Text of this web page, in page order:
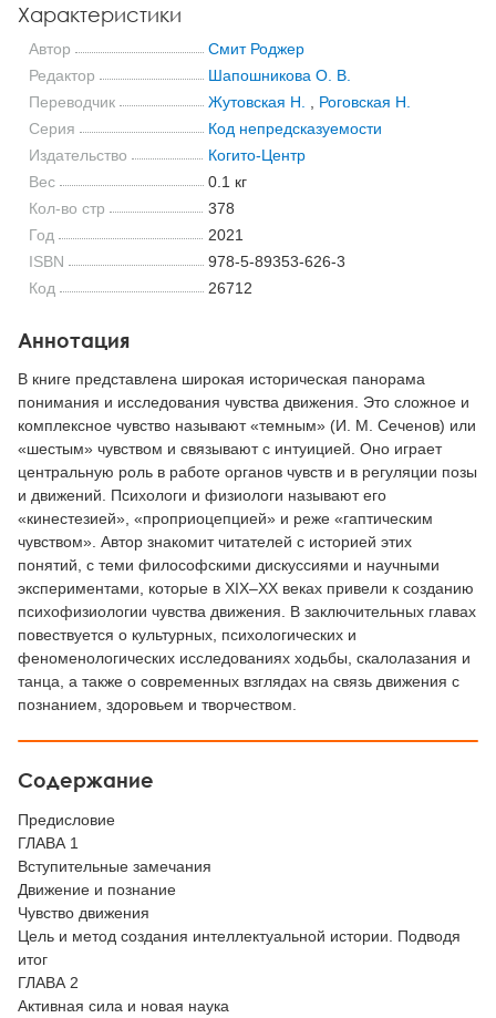
Характеристики
Автор
Смит Роджер
Редактор
Шапошникова О. В.
Переводчик
Жутовская Н.
Роговская Н.
Серия
Код непредсказуемости
Издательство
Когито-Центр
Вес
0.1 кг
Кол-во стр
378
Год
2021
ISBN
978-5-89353-626-3
Код
26712
Аннотация
В книге представлена широкая историческая панорама
понимания и исследования чувства движения. Это сложное и
комплексное чувство называют «темным» (И. М. Сеченов) или
«шестым» чувством и связывают с интуицией. Оно играет
центральную роль в работе органов чувств и в регуляции позы
и движений. Психологи и физиологи называют его
«кинестезией», «проприоцепцией» и реже «гаптическим
чувством». Автор знакомит читателей с историей этих
понятий, с теми философскими дискуссиями и научными
экспериментами, которые в XIX–ХХ веках привели к созданию
психофизиологии чувства движения. В заключительных главах
повествуется о культурных, психологических и
феноменологических исследованиях ходьбы, скалолазания и
танца, а также о современных взглядах на связь движения с
познанием, здоровьем и творчеством.
Содержание
Предисловие
ГЛАВА 1
Вступительные замечания
Движение и познание
Чувство движения
Цель и метод создания интеллектуальной истории. Подводя
итог
ГЛАВА 2
Активная сила и новая наука